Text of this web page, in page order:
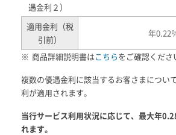
遇金利２）
適用金利（税
引前）
年0.22
※ 商品詳細説明書はこちらをご確認くださ
複数の優遇金利に該当するお客さまについ
利が適用されます。
当行サービス利用状況に応じて、最大年
れます。